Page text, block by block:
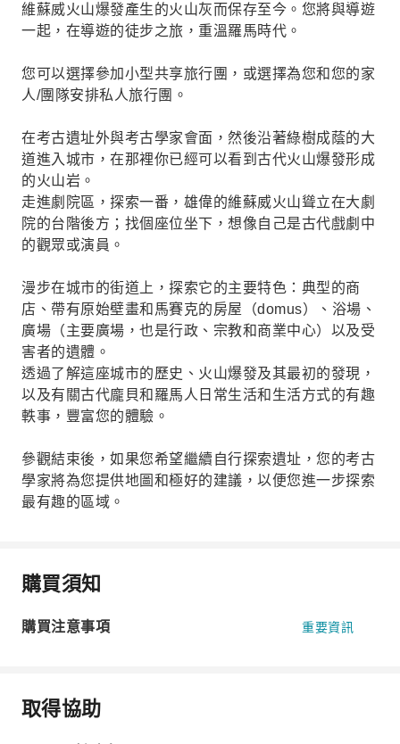
維蘇威火山爆發產生的火山灰而保存至今。您將與導遊
一起，在導遊的徒步之旅，重溫羅馬時代。
您可以選擇參加小型共享旅行團，或選擇為您和您的家
人/團隊安排私人旅行團。
在考古遺址外與考古學家會面，然後沿著綠樹成蔭的大
道進入城市，在那裡你已經可以看到古代火山爆發形成
的火山岩。
走進劇院區，探索一番，雄偉的維蘇威火山聳立在大劇
院的台階後方；找個座位坐下，想像自己是古代戲劇中
的觀眾或演員。
漫步在城市的街道上，探索它的主要特色：典型的商
店、帶有原始壁畫和馬賽克的房屋（domus）、浴場、
廣場（主要廣場，也是行政、宗教和商業中心）以及受
害者的遺體。
透過了解這座城市的歷史、火山爆發及其最初的發現，
以及有關古代龐貝和羅馬人日常生活和生活方式的有趣
軼事，豐富您的體驗。
參觀結束後，如果您希望繼續自行探索遺址，您的考古
學家將為您提供地圖和極好的建議，以便您進一步探索
最有趣的區域。
購買須知
購買注意事項 重要資訊
取得協助